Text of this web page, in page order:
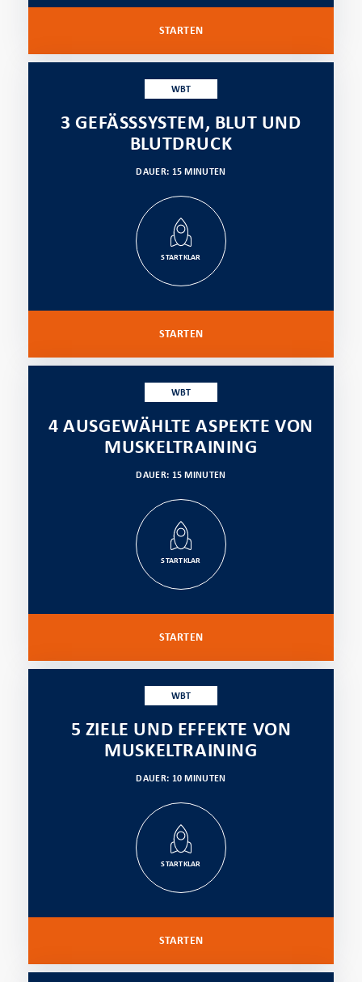
STARTEN
WBT
3 GEFÄSSSYSTEM, BLUT UND B
LUTDRUCK
DAUER: 15 MINUTEN
STARTKLAR
STARTEN
WBT
4 AUSGEWÄHLTE ASPEKTE VON
MUSKELTRAINING
DAUER: 15 MINUTEN
STARTKLAR
STARTEN
WBT
5 ZIELE UND EFFEKTE VON
MUSKELTRAINING
DAUER: 10 MINUTEN
STARTKLAR
STARTEN